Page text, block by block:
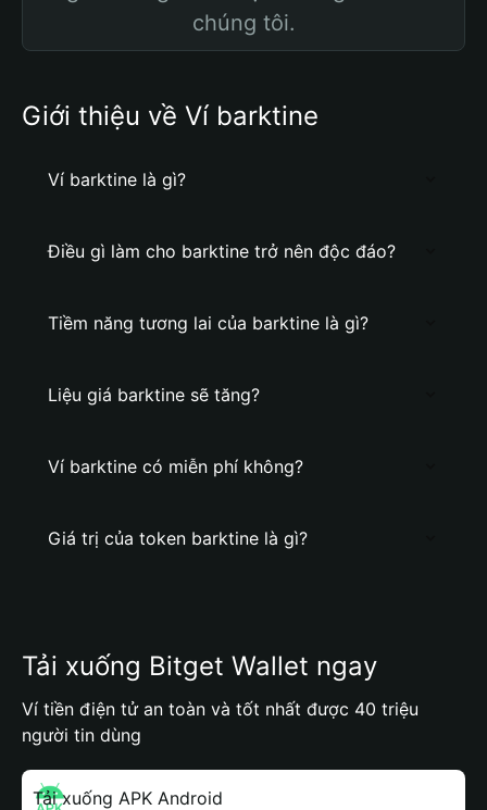
chúng tôi.
Giới thiệu về Ví barktine
Ví barktine là gì?
Điều gì làm cho barktine trở nên độc đáo?
Tiềm năng tương lai của barktine là gì?
Liệu giá barktine sẽ tăng?
Ví barktine có miễn phí không?
Giá trị của token barktine là gì?
Tải xuống Bitget Wallet ngay
Ví tiền điện tử an toàn và tốt nhất được 40 triệu
người tin dùng
Tải xuống APK Android